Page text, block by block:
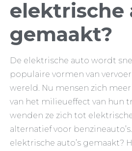
elektrische
gemaakt?
De elektrische auto wordt
populaire vormen van
wereld. Nu mensen zich
van het milieueffect van hun
wenden ze zich tot elektrische
alternatief voor
elektrische auto’s gemaakt?